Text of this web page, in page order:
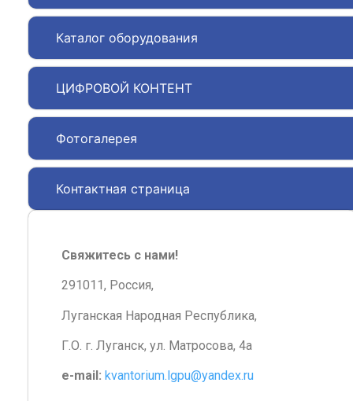
Каталог оборудования
ЦИФРОВОЙ КОНТЕНТ
Фотогалерея
Контактная страница
Свяжитесь с нами!
291011, Россия,
Луганская Народная Республика,
Г.О. г. Луганск, ул. Матросова, 4а
e-mail: kvantorium.lgpu@yandex.ru